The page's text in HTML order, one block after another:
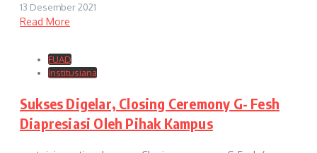
13 Desember 2021
Read More
FUAD
Institusiana
Sukses Digelar, Closing Ceremony G- Fesh
Diapresiasi Oleh Pihak Kampus